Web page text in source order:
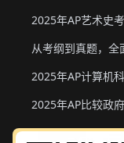
2025年AP艺术史